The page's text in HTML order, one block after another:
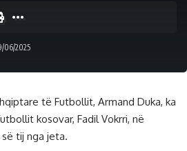
06/2025
të Futbollit, Armand Duka, ka
kosovar, Fadil Vokrri, në
tij nga jeta.